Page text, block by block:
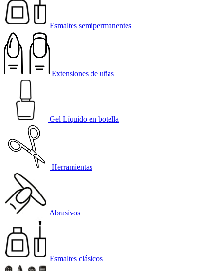
Esmaltes semipermanentes
Extensiones de uñas
Gel Líquido en botella
Herramientas
Abrasivos
Esmaltes clásicos